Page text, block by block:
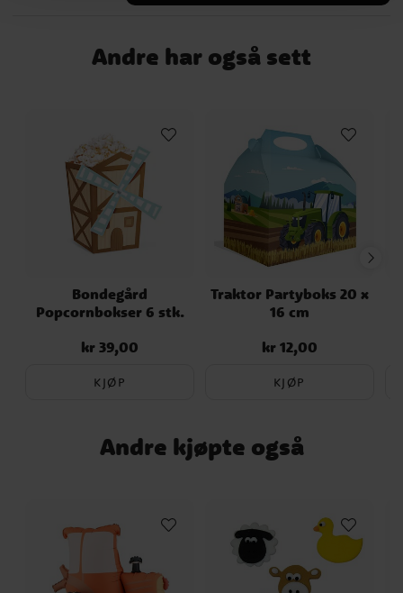
godsaker på. Tallerkenene er 20 x 20 cm
Andre har også sett
Bondegård
Popcornbokser 6 stk.
Pris:kr 39,00
kr 39,00
KJØP
Traktor Partyboks 20 x
16 cm
Pris:kr 12,00
kr 12,00
KJØP
Andre kjøpte også